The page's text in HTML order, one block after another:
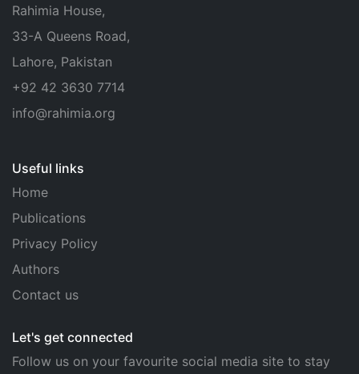
Rahimia House,
33-A Queens Road,
Lahore, Pakistan
+92 42 3630 7714
info@rahimia.org
Useful links
Home
Publications
Privacy Policy
Authors
Contact us
Let's get connected
Follow us on your favourite social media site to stay